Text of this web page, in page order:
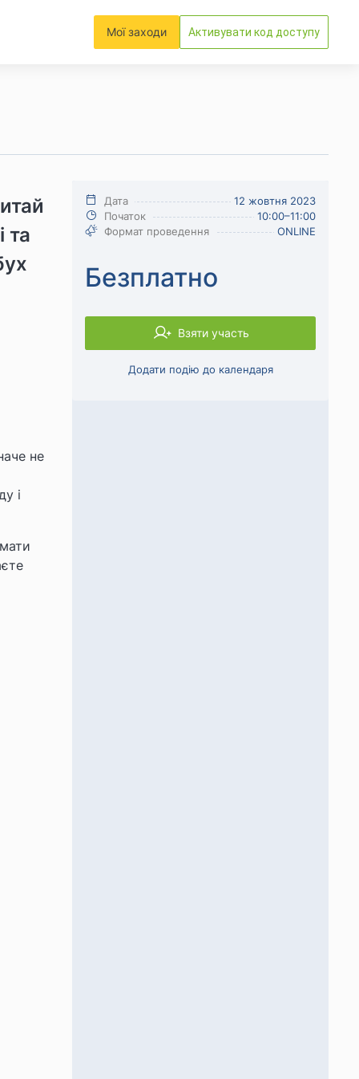
Мої заходи Активувати код доступу
та
не
і
Дата
12 жовтня 2023
Початок
10:00–11:00
Формат проведення
ONLINE
Безплатно
Взяти участь
Додати подію до календаря